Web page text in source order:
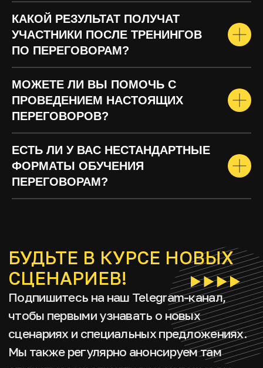
КАКОЙ РЕЗУЛЬТАТ ПОЛУЧАТ
УЧАСТНИКИ ПОСЛЕ ТРЕНИНГОВ
ПО ПЕРЕГОВОРАМ?
МОЖЕТЕ ЛИ ВЫ ПОМОЧЬ С
ПРОВЕДЕНИЕМ НАСТОЯЩИХ
ПЕРЕГОВОРОВ?
ЕСТЬ ЛИ У ВАС НЕСТАНДАРТНЫЕ
ФОРМАТЫ ОБУЧЕНИЯ
ПЕРЕГОВОРАМ?
ИП Беляев Роман Владимирович
ИНН 463229258004 ОГРН 320508100259222